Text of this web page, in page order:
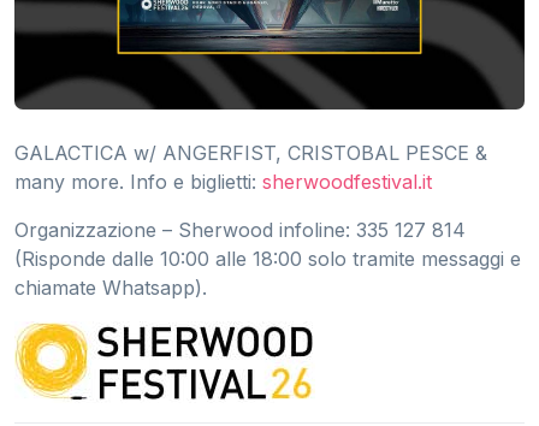
GALACTICA w/ ANGERFIST, CRISTOBAL PESCE &
many more. Info e biglietti: sherwoodfestival.it
Organizzazione – Sherwood infoline: 335 127 814
(Risponde dalle 10:00 alle 18:00 solo tramite messaggi e
chiamate Whatsapp).